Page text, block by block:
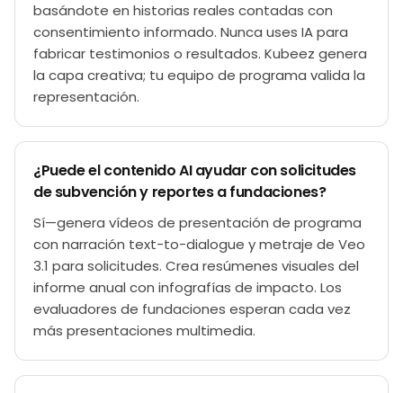
basándote en historias reales contadas con
consentimiento informado. Nunca uses IA para
fabricar testimonios o resultados. Kubeez genera
la capa creativa; tu equipo de programa valida la
representación.
¿Puede el contenido AI ayudar con solicitudes
de subvención y reportes a fundaciones?
Sí—genera vídeos de presentación de programa
con narración text-to-dialogue y metraje de Veo
3.1 para solicitudes. Crea resúmenes visuales del
informe anual con infografías de impacto. Los
evaluadores de fundaciones esperan cada vez
más presentaciones multimedia.